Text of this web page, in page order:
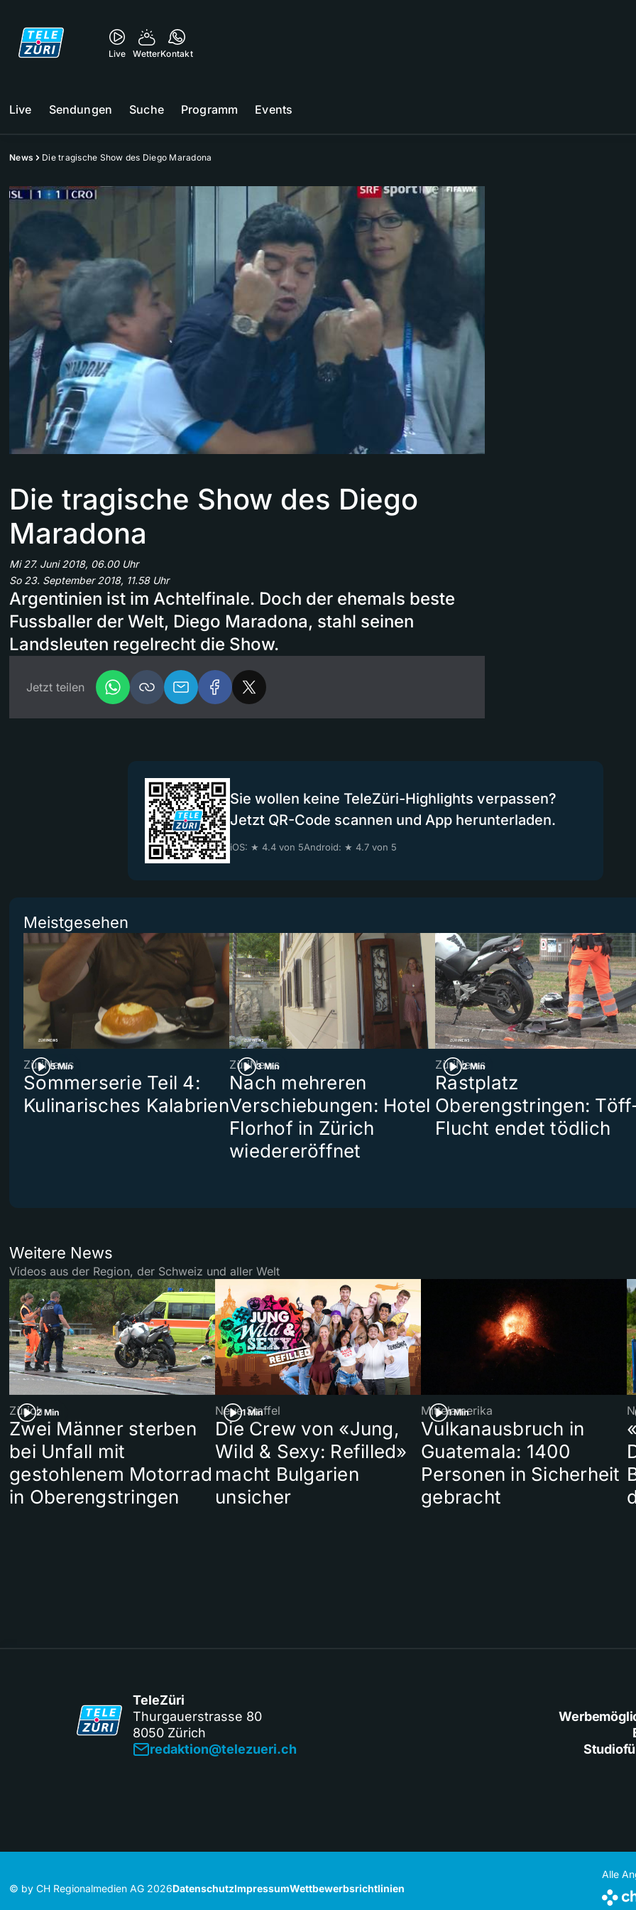
Live WetterKontakt
Live Sendungen Suche Programm Events
News Die tragische Show des Diego Maradona
Die tragische Show des Diego
Maradona
Mi 27. Juni 2018, 06.00 Uhr
So 23. September 2018, 11.58 Uhr
Argentinien ist im Achtelfinale. Doch der ehemals beste
Fussballer der Welt, Diego Maradona, stahl seinen
Landsleuten regelrecht die Show.
Jetzt teilen
Sie wollen keine TeleZüri-Highlights verpassen?
Jetzt QR-Code scannen und App herunterladen.
iOS: ★ 4.4 von 5Android: ★ 4.7 von 5
Meistgesehen
5 Min
ZüriNews
Sommerserie Teil 4:
Kulinarisches Kalabrien
3 Min
ZüriNews
Nach mehreren
Verschiebungen: Hotel
Florhof in Zürich
wiedereröffnet
2 Min
ZüriNews
Rastplatz
Oberengstringen:
Flucht endet tödlich
Weitere News
Videos aus der Region, der Schweiz und aller Welt
2 Min
Zürich
Zwei Männer sterben
bei Unfall mit
gestohlenem Motorrad
in Oberengstringen
1 Min
Neue Staffel
Die Crew von «Jung,
Wild & Sexy: Refilled»
macht Bulgarien
unsicher
1 Min
Mittelamerika
Vulkanausbruch in
Guatemala: 1400
Personen in Sicherheit
gebracht
TeleZüri
Thurgauerstrasse 80
8050 Zürich
redaktion@telezueri.ch
© by CH Regionalmedien AG 2026DatenschutzImpressumWettbewerbsrichtlinien
Alle